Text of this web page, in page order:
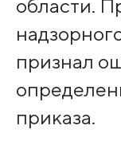
области.
признал
приказа.